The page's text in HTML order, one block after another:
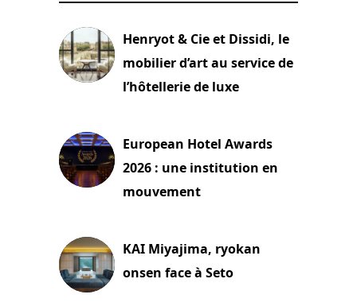
Henryot & Cie et Dissidi, le
mobilier d’art au service de
l’hôtellerie de luxe
European Hotel Awards
2026 : une institution en
mouvement
KAI Miyajima, ryokan
onsen face à Seto